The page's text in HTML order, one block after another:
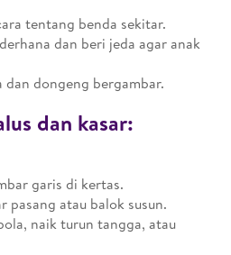
tentang benda sekitar.
dan beri jeda agar anak
dan dongeng bergambar.
dan kasar:
garis di kertas.
pasang atau balok susun.
naik turun tangga, atau